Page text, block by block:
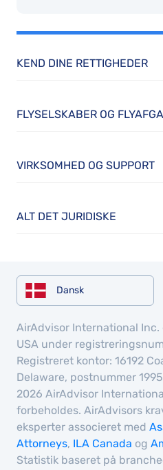
KEND DINE RETTIGHEDER
FLYSELSKABER OG
VIRKSOMHED OG SUPPORT
ALT DET JURIDISKE
Dansk
AirAdvisor International
USA under
Registreret kontor: 16192
Delaware, postnummer
2026 AirAdvisor
forbeholdes. AirAdvisors
eksperter associeret med
Attorneys, ILA Canada og
Statistik baseret på